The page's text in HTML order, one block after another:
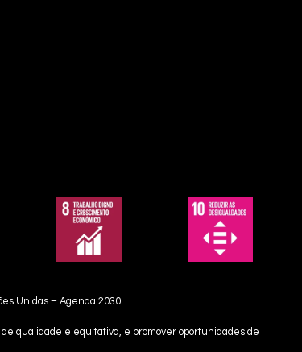
Unidas – Agenda 2030
qualidade e equitativa, e promover oportunidades de